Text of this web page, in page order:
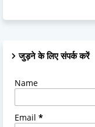
जुड़ने के लिए संपर्क करें
Name
Email *